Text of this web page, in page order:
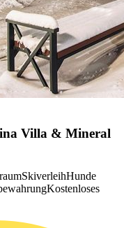
Villa & Mineral
SkiverleihHunde
Kostenloses